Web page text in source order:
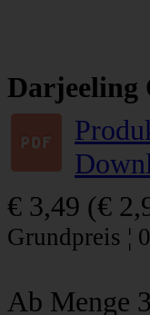
Darjeeling
€ 3,49 (€
Grundpreis ¦
Ab Menge